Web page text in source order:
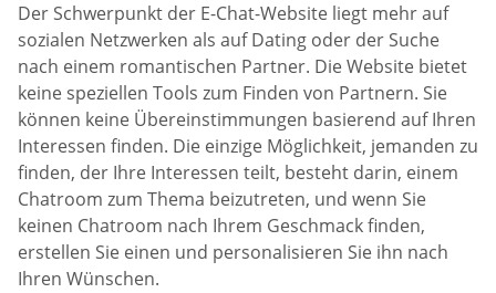
Der Schwerpunkt der E-Chat-Website liegt mehr auf
sozialen Netzwerken als auf Dating oder der Suche
nach einem romantischen Partner. Die Website bietet
keine speziellen Tools zum Finden von Partnern. Sie
können keine Übereinstimmungen basierend auf Ihren
Interessen finden. Die einzige Möglichkeit, jemanden zu
finden, der Ihre Interessen teilt, besteht darin, einem
Chatroom zum Thema beizutreten, und wenn Sie
keinen Chatroom nach Ihrem Geschmack finden,
erstellen Sie einen und personalisieren Sie ihn nach
Ihren Wünschen.